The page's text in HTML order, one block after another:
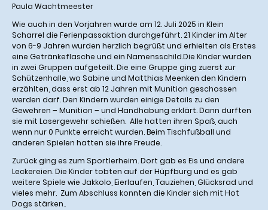
Paula Wachtmeester
Wie auch in den Vorjahren wurde am 12. Juli 2025 in Klein
Scharrel die Ferienpassaktion durchgeführt. 21 Kinder im Alter
von 6-9 Jahren wurden herzlich begrüßt und erhielten als Erstes
eine Getränkeflasche und ein Namensschild.Die Kinder wurden
in zwei Gruppen aufgeteilt. Die eine Gruppe ging zuerst zur
Schützenhalle, wo Sabine und Matthias Meenken den Kindern
erzählten, dass erst ab 12 Jahren mit Munition geschossen
werden darf. Den Kindern wurden einige Details zu den
Gewehren – Munition – und Handhabung erklärt. Dann durften
sie mit Lasergewehr schießen. Alle hatten ihren Spaß, auch
wenn nur 0 Punkte erreicht wurden. Beim Tischfußball und
anderen Spielen hatten sie ihre Freude.
Zurück ging es zum Sportlerheim. Dort gab es Eis und andere
Leckereien. Die Kinder tobten auf der Hüpfburg und es gab
weitere Spiele wie Jakkolo, Eierlaufen, Tauziehen, Glücksrad und
vieles mehr. Zum Abschluss konnten die Kinder sich mit Hot
Dogs stärken..